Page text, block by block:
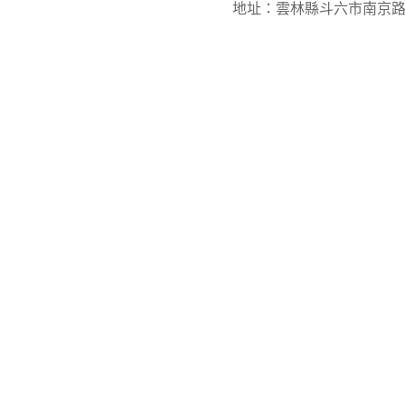
地址：雲林縣斗六市南京